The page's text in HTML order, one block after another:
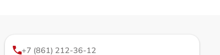
+7 (861) 212-36-12